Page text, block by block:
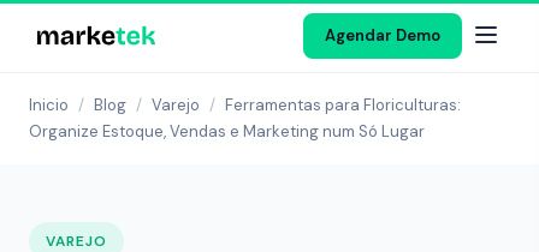
Agendar Demo
Inicio / Blog / Varejo / Ferramentas para Floriculturas:
Organize Estoque, Vendas e Marketing num Só Lugar
VAREJO